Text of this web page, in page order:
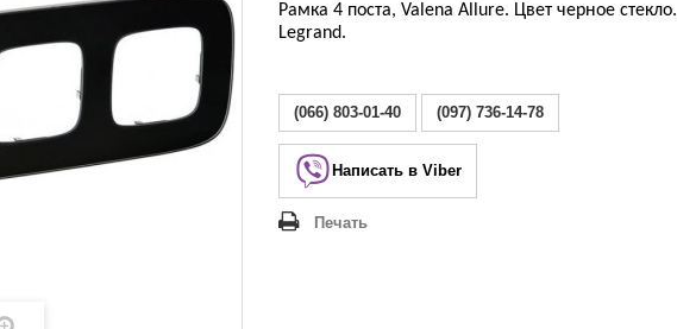
Legrand Valena Classic
Legrand Valena Life
Рамка 4 поста, Valena Allure. Цвет черное стекло.
Legrand.
(066) 803-01-40 (097) 736-14-78
Написать в Viber
Печать